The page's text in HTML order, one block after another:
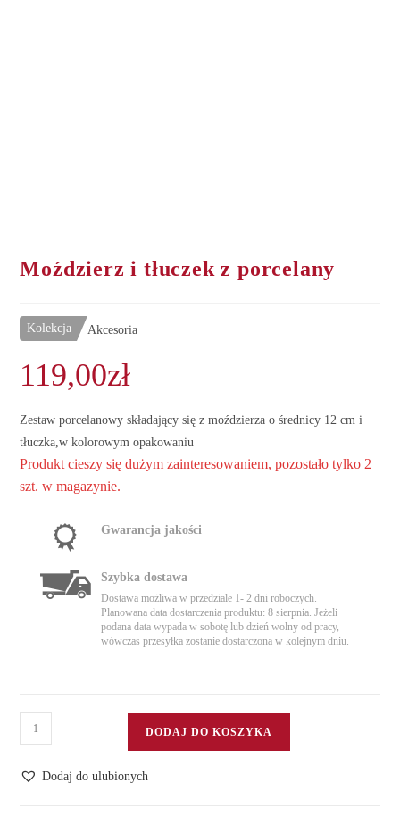
Moździerz i tłuczek z porcelany
Kolekcja Akcesoria
119,00zł
Zestaw porcelanowy składający się z moździerza o średnicy 12 cm i
tłuczka,w kolorowym opakowaniu
Produkt cieszy się dużym zainteresowaniem, pozostało tylko 2
szt. w magazynie.
Gwarancja jakości
Szybka dostawa
Dostawa możliwa w przedziale 1- 2 dni roboczych.
Planowana data dostarczenia produktu: 8 sierpnia. Jeżeli
podana data wypada w sobotę lub dzień wolny od pracy,
wówczas przesyłka zostanie dostarczona w kolejnym dniu.
ilość
Moździerz
DODAJ DO KOSZYKA
Dodaj do ulubionych